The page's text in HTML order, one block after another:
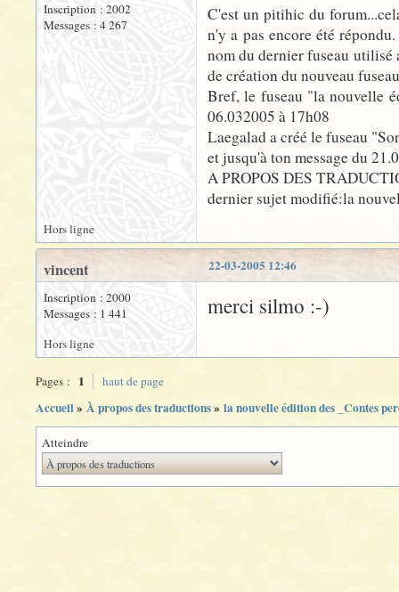
Inscription : 2002
Messages : 4 267
C'est un pitihic du
n'y a pas encore été
nom du dernier fuseau utilisé
de création du nouveau
Bref, le fuseau "la nouvelle
06.032005 à 17h08
Laegalad a créé le fuseau
et jusqu'à ton message du
A PROPOS DES
dernier sujet modifié:la
Hors ligne
22-03-2005 12:46
vincent
Inscription : 2000
Messages : 1 441
merci silmo :-)
Hors ligne
Pages : 1 haut de page
Accueil» À propos des traductions» la nouvelle édition des _Contes
Atteindre